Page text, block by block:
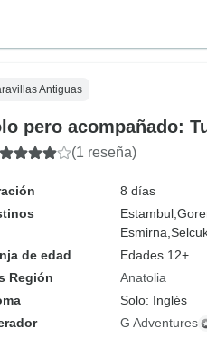
Antiguas
pero acompañado:
(1 reseña)
8 días
Estambul,
Esmirna,
de edad
Edades 12+
Región
Anatolia
Solo: Inglés
G Adventures